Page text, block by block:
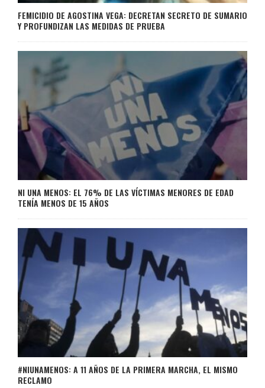
FEMICIDIO DE AGOSTINA VEGA: DECRETAN SECRETO DE SUMARIO
Y PROFUNDIZAN LAS MEDIDAS DE PRUEBA
NI UNA MENOS: EL 76% DE LAS VÍCTIMAS MENORES DE EDAD
TENÍA MENOS DE 15 AÑOS
#NIUNAMENOS: A 11 AÑOS DE LA PRIMERA MARCHA, EL MISMO
RECLAMO